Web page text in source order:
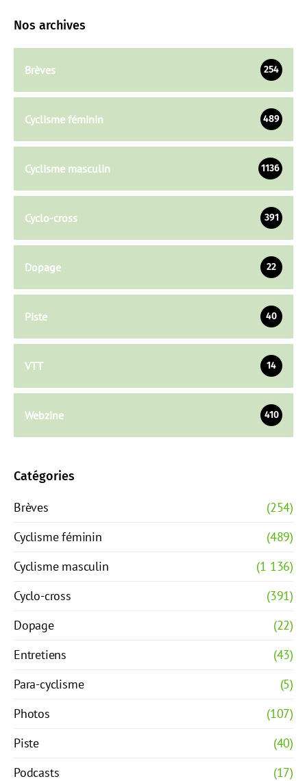
Nos archives
Brèves 254
Cyclisme féminin 489
Cyclisme masculin 1136
Cyclo-cross 391
Dopage 22
Piste 40
VTT 14
Webzine 410
Catégories
Brèves
(254)
Cyclisme féminin
(489)
Cyclisme masculin
(1 136)
Cyclo-cross
(391)
Dopage
(22)
Entretiens
(43)
Para-cyclisme
(5)
Photos
(107)
Piste
(40)
Podcasts
(17)